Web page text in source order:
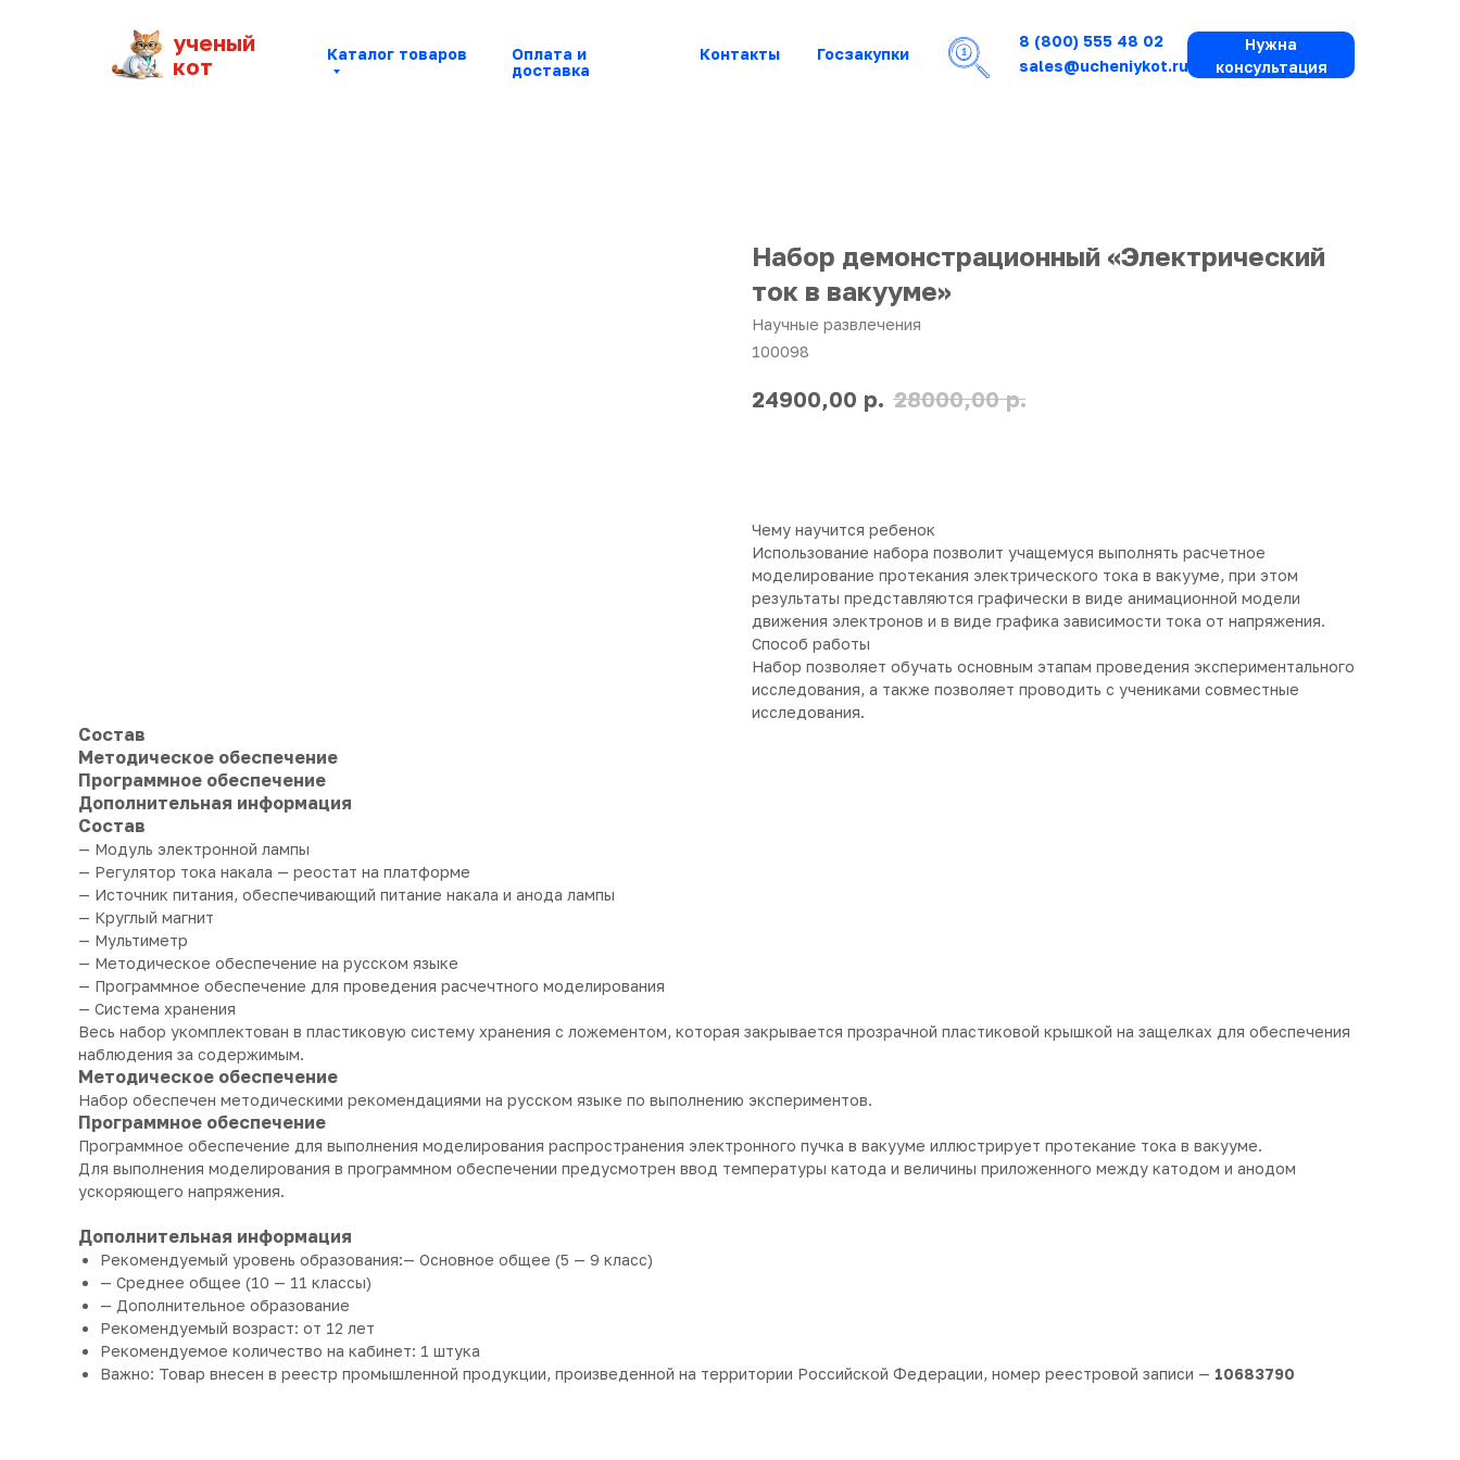
Каталог товаров
Оплата и
доставка
Контакты Госзакупки
8 (800) 555 48 02
sales@ucheniykot.ru
Нужна
консультация
ученый
кот
Набор демонстрационный «Электрический
ток в вакууме»
Научные развлечения
100098
24900,00 р. 28000,00 р.
Чему научится ребенок
Использование набора позволит учащемуся выполнять расчетное
моделирование протекания электрического тока в вакууме, при этом
результаты представляются графически в виде анимационной модели
движения электронов и в виде графика зависимости тока от напряжения.
Способ работы
Набор позволяет обучать основным этапам проведения экспериментального
исследования, а также позволяет проводить с учениками совместные
исследования.
Состав
Методическое обеспечение
Программное обеспечение
Дополнительная информация
Состав
— Модуль электронной лампы
— Регулятор тока накала — реостат на платформе
— Источник питания, обеспечивающий питание накала и анода лампы
— Круглый магнит
— Мультиметр
— Методическое обеспечение на русском языке
— Программное обеспечение для проведения расчечтного моделирования
— Система хранения
Весь набор укомплектован в пластиковую систему хранения с ложементом, которая закрывается прозрачной пластиковой крышкой на защелках для обеспечения
наблюдения за содержимым.
Методическое обеспечение
Набор обеспечен методическими рекомендациями на русском языке по выполнению экспериментов.
Программное обеспечение
Программное обеспечение для выполнения моделирования распространения электронного пучка в вакууме иллюстрирует протекание тока в вакууме.
Для выполнения моделирования в программном обеспечении предусмотрен ввод температуры катода и величины приложенного между катодом и анодом
ускоряющего напряжения.
Дополнительная информация
Рекомендуемый уровень образования:— Основное общее (5 — 9 класс)
— Среднее общее (10 — 11 классы)
— Дополнительное образование
Рекомендуемый возраст: от 12 лет
Рекомендуемое количество на кабинет: 1 штука
Важно: Товар внесен в реестр промышленной продукции, произведенной на территории Российской Федерации, номер реестровой записи — 10683790